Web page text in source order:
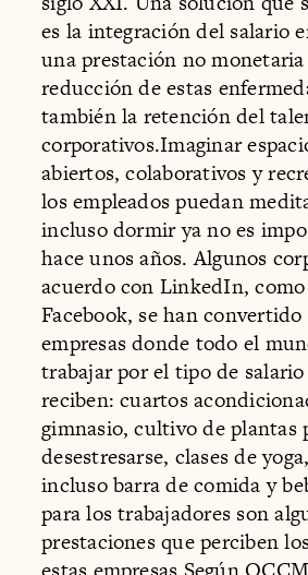
es la integración del salario
una prestación no
reducción de estas
también la retención del
corporativos.Imaginar
abiertos, colaborativos y
los empleados puedan
incluso dormir ya no es
hace unos años. Algunos
acuerdo con LinkedIn,
Facebook, se han convertido
empresas donde todo el
trabajar por el tipo de
reciben: cuartos
gimnasio, cultivo de plantas
desestresarse, clases de
incluso barra de comida y
para los trabajadores son
prestaciones que perciben